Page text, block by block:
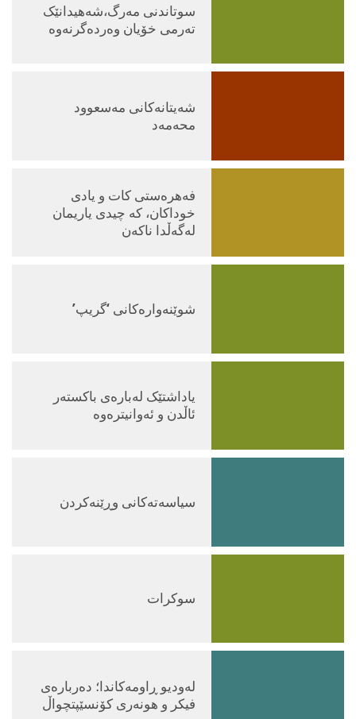
سوتاندنی مەرگ،شەهیدانێک
تەرمی خۆیان وەردەگرنەوە
شەیتانەکانی مەسعوود
محەمەد
فەهرەستی کات و یادی
خوداکان، کە چیدی یاریمان
لەگەڵدا ناکەن
شوێنەوارەکانی ‘گریپ’
یاداشتێک لەبارەی باکستەر
ئاڵدن و ئەوانیترەوە
سیاسەتەکانی وڕێنەکردن
سوکرات
لەودیو ڕاومەکاندا؛ دەربارەی
فیکر و هونەری کۆنسێپتچواڵ